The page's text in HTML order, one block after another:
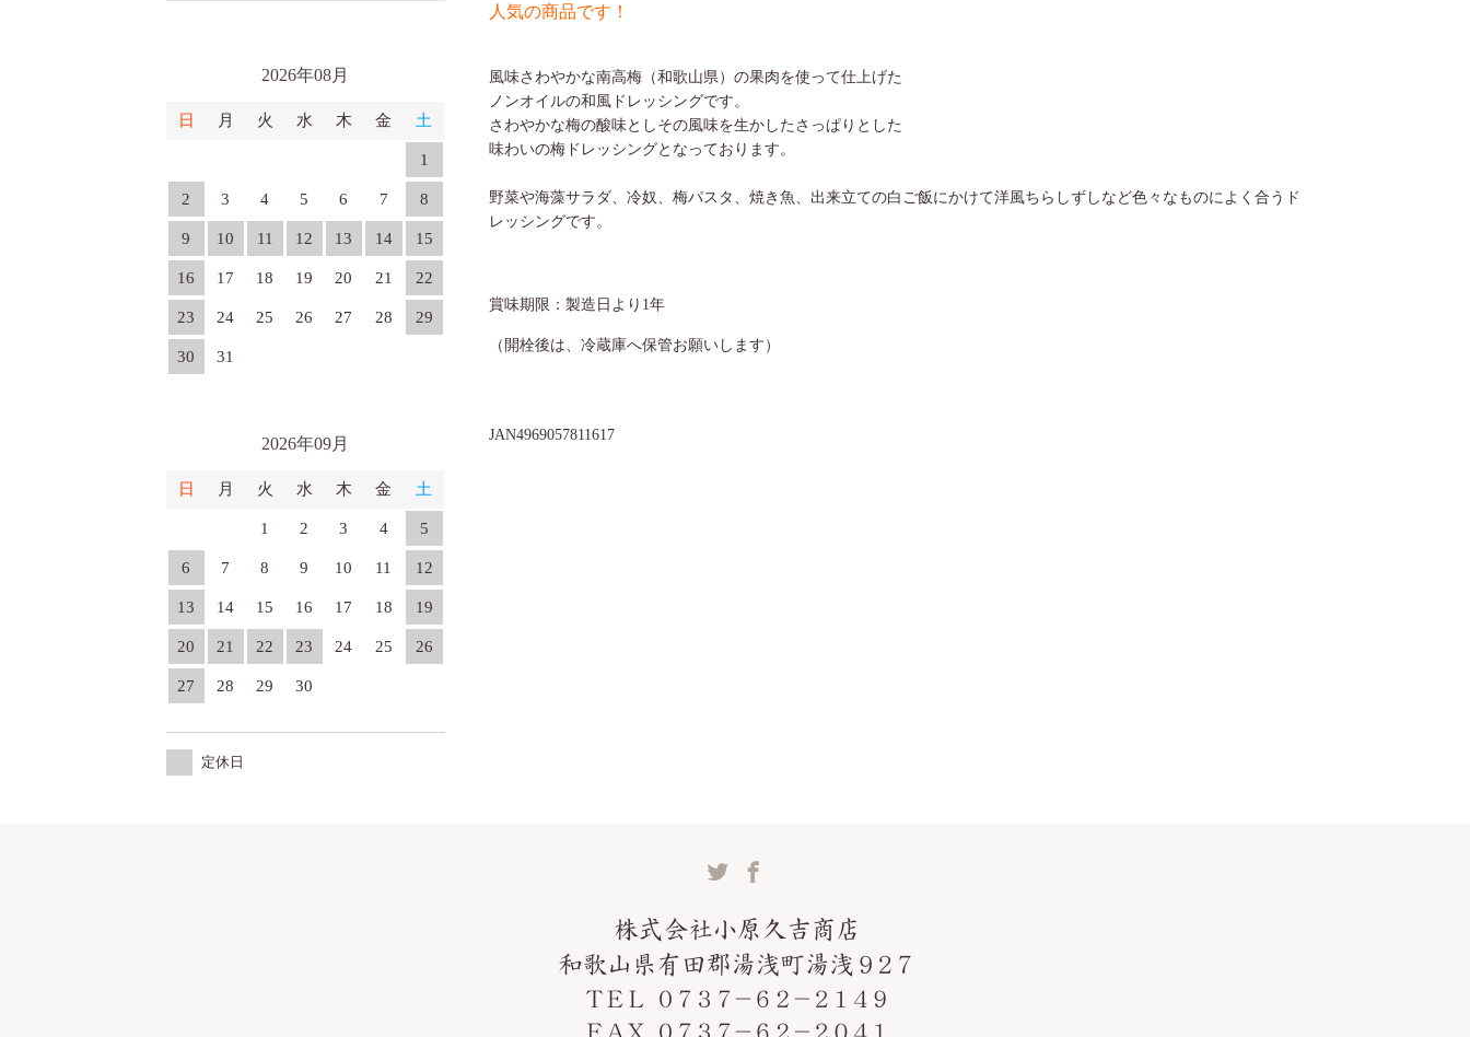
人気の商品です！
風味さわやかな南高梅（和歌山県）の果肉を使って仕上げた
ノンオイルの和風ドレッシングです。
さわやかな梅の酸味としその風味を生かしたさっぱりとした
味わいの梅ドレッシングとなっております。
野菜や海藻サラダ、冷奴、梅パスタ、焼き魚、出来立ての白ご飯にかけて洋風ちらしずしなど色々なものによく合うド
レッシングです。
賞味期限：製造日より1年
（開栓後は、冷蔵庫へ保管お願いします）
JAN4969057811617
2026年08月
日 月 火 水 木 金 土
1
2 3 4 5 6 7 8
9 10 11 12 13 14 15
16 17 18 19 20 21 22
23 24 25 26 27 28 29
30 31
2026年09月
日 月 火 水 木 金 土
1 2 3 4 5
6 7 8 9 10 11 12
13 14 15 16 17 18 19
20 21 22 23 24 25 26
27 28 29 30
定休日